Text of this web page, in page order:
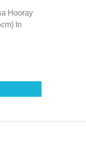
Hooray
In